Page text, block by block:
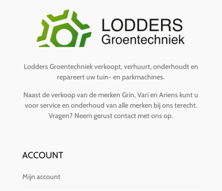
Lodders Groentechniek verkoopt, verhuurt, onderhoudt en
repareert uw tuin- en parkmachines.
Naast de verkoop van de merken Grin, Vari en Ariens kunt u
voor service en onderhoud van alle merken bij ons terecht.
Vragen? Neem gerust contact met ons op.
ACCOUNT
Mijn account